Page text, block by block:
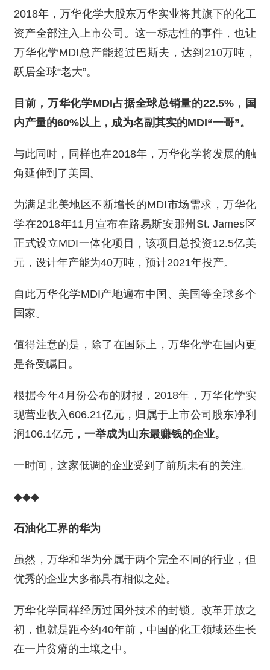
2018年，万华化学大股东万华实业将其旗下的化工
资产全部注入上市公司。这一标志性的事件，也让
万华化学MDI总产能超过巴斯夫，达到210万吨，
跃居全球“老大”。
目前，万华化学MDI占据全球总销量的22.5%，国
内产量的60%以上，成为名副其实的MDI“一哥”。
与此同时，同样也在2018年，万华化学将发展的触
角延伸到了美国。
为满足北美地区不断增长的MDI市场需求，万华化
学在2018年11月宣布在路易斯安那州St. James区
正式设立MDI一体化项目，该项目总投资12.5亿美
元，设计年产能为40万吨，预计2021年投产。
自此万华化学MDI产地遍布中国、美国等全球多个
国家。
值得注意的是，除了在国际上，万华化学在国内更
是备受瞩目。
根据今年4月份公布的财报，2018年，万华化学实
现营业收入606.21亿元，归属于上市公司股东净利
润106.1亿元， 一举成为山东最赚钱的企业。
一时间，这家低调的企业受到了前所未有的关注。
◆◆◆
石油化工界的华为
虽然，万华和华为分属于两个完全不同的行业，但
优秀的企业大多都具有相似之处。
万华化学同样经历过国外技术的封锁。改革开放之
初，也就是距今约40年前，中国的化工领域还生长
在一片贫瘠的土壤之中。